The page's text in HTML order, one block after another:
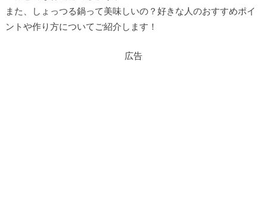
また、しょっつる鍋って美味しいの？好きな人のおすすめポイ
ントや作り方についてご紹介します！
広告